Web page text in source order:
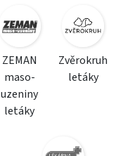
ZEMAN
maso-
uzeniny
letáky
Zvěrokruh
letáky